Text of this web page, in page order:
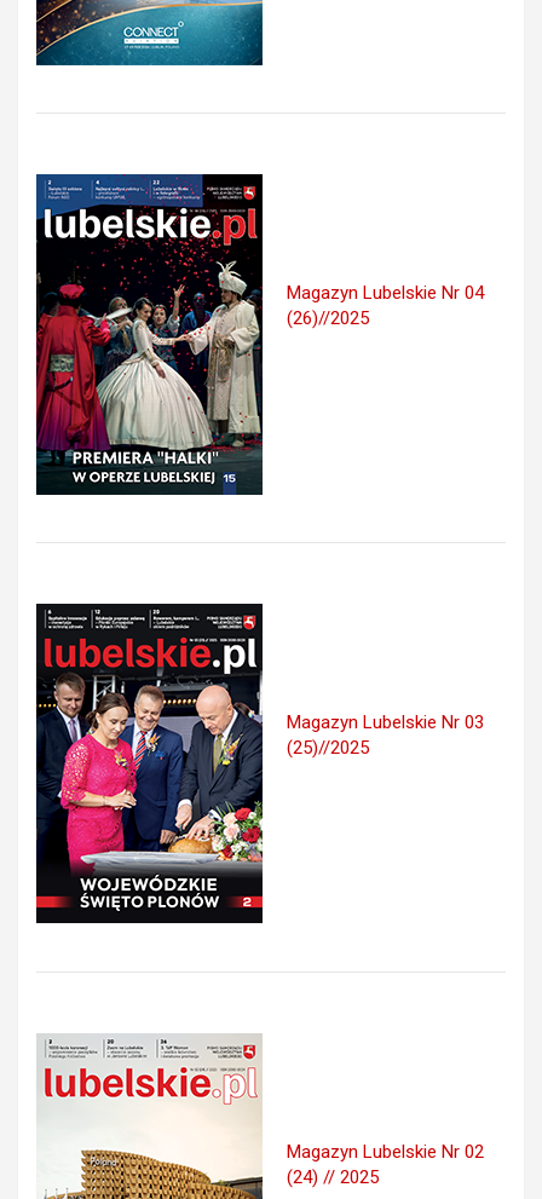
Magazyn Lubelskie Nr 04
(26)//2025
Magazyn Lubelskie Nr 03
(25)//2025
Magazyn Lubelskie Nr 02
(24) // 2025